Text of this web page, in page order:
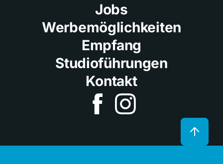
Jobs
Werbemöglichkeiten
Empfang
Studioführungen
Kontakt